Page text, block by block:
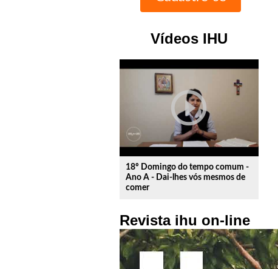
Vídeos IHU
play_circle_outline
18º Domingo do tempo comum -
Ano A - Dai-lhes vós mesmos de
comer
Revista ihu on-line